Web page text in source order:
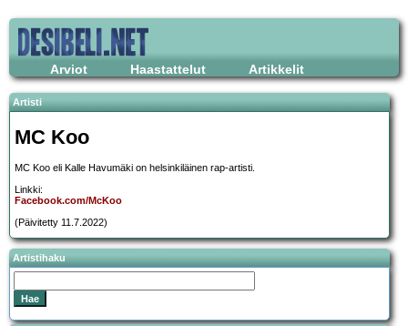
Arviot Haastattelut Artikkelit
Artisti
MC Koo
MC Koo eli Kalle Havumäki on helsinkiläinen rap-artisti.
Linkki:
Facebook.com/McKoo
(Päivitetty 11.7.2022)
Artistihaku